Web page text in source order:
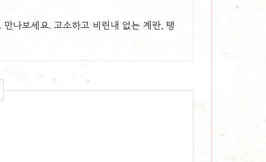
나보세요. 고소하고 비린내 없는 계란, 탱